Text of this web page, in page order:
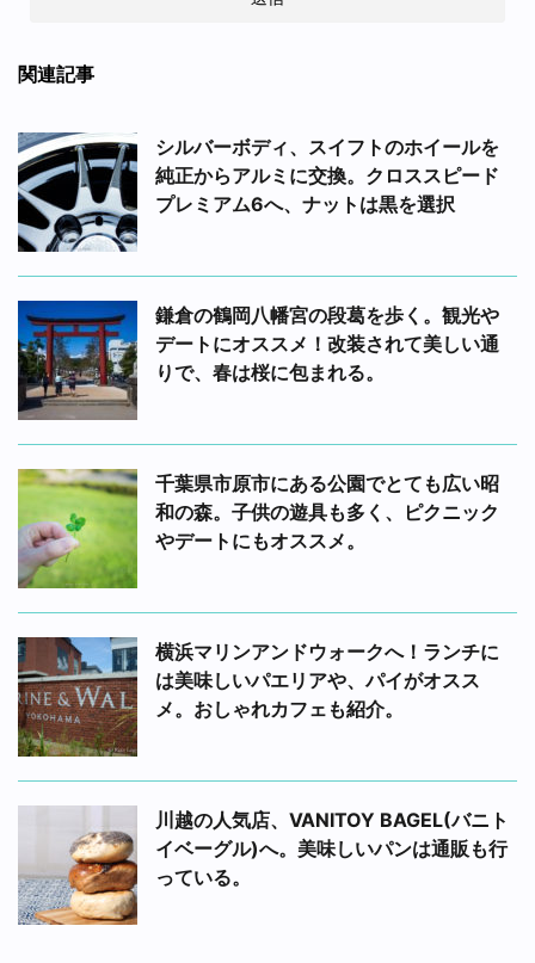
関連記事
シルバーボディ、スイフトのホイールを
純正からアルミに交換。クロススピード
プレミアム6へ、ナットは黒を選択
鎌倉の鶴岡八幡宮の段葛を歩く。観光や
デートにオススメ！改装されて美しい通
りで、春は桜に包まれる。
千葉県市原市にある公園でとても広い昭
和の森。子供の遊具も多く、ピクニック
やデートにもオススメ。
横浜マリンアンドウォークへ！ランチに
は美味しいパエリアや、パイがオスス
メ。おしゃれカフェも紹介。
川越の人気店、VANITOY BAGEL(バニト
イベーグル)へ。美味しいパンは通販も行
っている。